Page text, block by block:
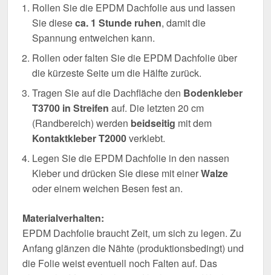
Rollen Sie die EPDM Dachfolie aus und lassen
Sie dieseca. 1 Stunde ruhen, damit die
Spannung entweichen kann.
Rollen oder falten Sie die EPDM Dachfolie über
die kürzeste Seite um die Hälfte zurück.
Tragen Sie auf die Dachfläche den Bodenkleber
T3700 in Streifen auf. Die letzten 20 cm
(Randbereich) werden beidseitig mit dem
Kontaktkleber T2000verklebt.
Legen Sie die EPDM Dachfolie in den nassen
Kleber und drücken Sie diese mit einerWalze
oder einem weichen Besen fest an.
Materialverhalten:
EPDM Dachfolie braucht Zeit, um sich zu legen. Zu
Anfang glänzen die Nähte (produktionsbedingt) und
die Folie weist eventuell noch Falten auf. Das